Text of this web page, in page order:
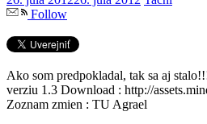
Follow
Ako som predpokladal, tak sa aj
verziu 1.3 Download : http://
Zoznam zmien : TU Agrael